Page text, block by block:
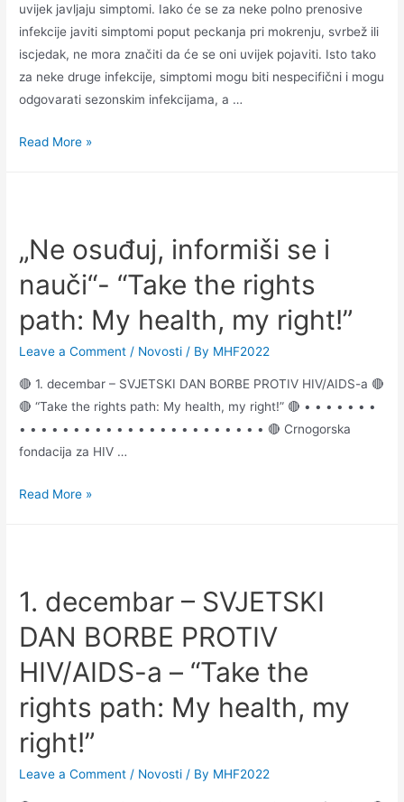
uvijek javljaju simptomi. Iako će se za neke polno prenosive
infekcije javiti simptomi poput peckanja pri mokrenju, svrbež ili
iscjedak, ne mora značiti da će se oni uvijek pojaviti. Isto tako
za neke druge infekcije, simptomi mogu biti nespecifični i mogu
odgovarati sezonskim infekcijama, a …
Read More »
„Ne osuđuj, informiši se i
nauči“- “Take the rights
path: My health, my right!”
Leave a Comment / Novosti / By MHF2022
🔴 1. decembar – SVJETSKI DAN BORBE PROTIV HIV/AIDS-a 🔴
🔴 “Take the rights path: My health, my right!” 🔴 • • • • • • •
• • • • • • • • • • • • • • • • • • • • • • • 🔴 Crnogorska
fondacija za HIV …
Read More »
1. decembar – SVJETSKI
DAN BORBE PROTIV
HIV/AIDS-a – “Take the
rights path: My health, my
right!”
Leave a Comment / Novosti / By MHF2022